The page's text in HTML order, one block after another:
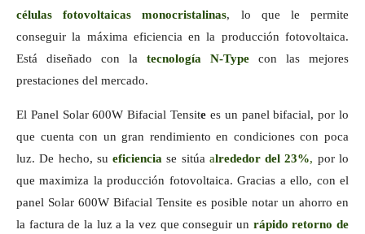
células fotovoltaicas monocristalinas, lo que le permite
conseguir la máxima eficiencia en la producción fotovoltaica.
Está diseñado con la
tecnología N-Type
con las mejores
prestaciones del mercado.
El Panel Solar 600W Bifacial Tensite es un panel bifacial, por lo
que cuenta con un gran rendimiento en condiciones con poca
luz. De hecho, su eficienciase sitúa alrededor del 23%, por lo
que maximiza la producción fotovoltaica. Gracias a ello, con el
panel Solar 600W Bifacial Tensite es posible notar un ahorro en
la factura de la luz a la vez que conseguir un rápido retorno de